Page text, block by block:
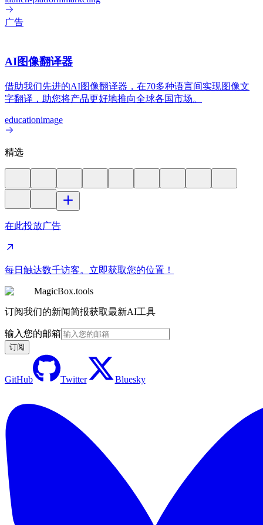
广告
AI图像翻译器
借助我们先进的AI图像翻译器，在70多种语言间实现图像文
字翻译，助您将产品更好地推向全球各国市场。
educationimage
精选
在此投放广告
每日触达数千访客。立即获取您的位置！
MagicBox.tools
订阅我们的新闻简报获取最新AI工具
输入您的邮箱
订阅
GitHub Twitter Bluesky